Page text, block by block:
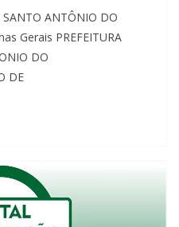
SANTO ANTÔNIO DO
Gerais PREFEITURA
DO
DE